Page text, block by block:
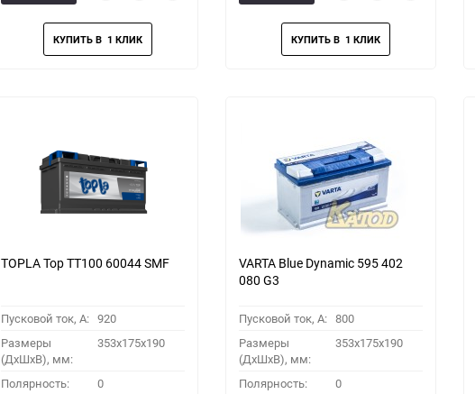
избранное
избранное
TOPLA Top TT100 60044 SMF
Пусковой ток, A: 920
Размеры
(ДхШхВ), мм:
353x175x190
Полярность: 0
VARTA Blue Dynamic 595 402
080 G3
Пусковой ток, A: 800
Размеры
(ДхШхВ), мм:
353x175x190
Полярность: 0